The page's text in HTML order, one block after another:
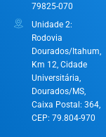
79825-070
Unidade 2:
Rodovia
Dourados/Itahum,
Km 12, Cidade
Universitária,
Dourados/MS,
Caixa Postal: 364,
CEP: 79.804-970